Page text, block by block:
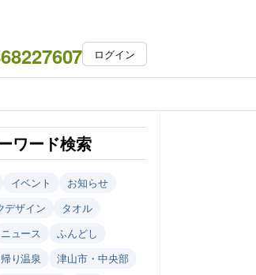
ログイン
ワード検索
イベント
お知らせ
デザイン
タオル
ニュース
ふんどし
り温泉
津山市・中央部